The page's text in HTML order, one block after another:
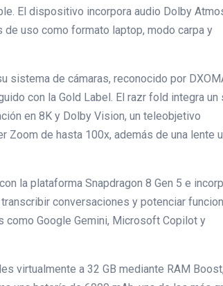
El dispositivo incorpora audio Dolby
uso como formato laptop, modo carpa y
de cámaras, reconocido por
con la Gold Label. El razr fold integra un
en 8K y Dolby Vision, un teleobjetivo
de hasta 100x, además de una lente
la plataforma Snapdragon 8 Gen 5 e
conversaciones y potenciar
Google Gemini, Microsoft Copilot y
virtualmente a 32 GB mediante RAM